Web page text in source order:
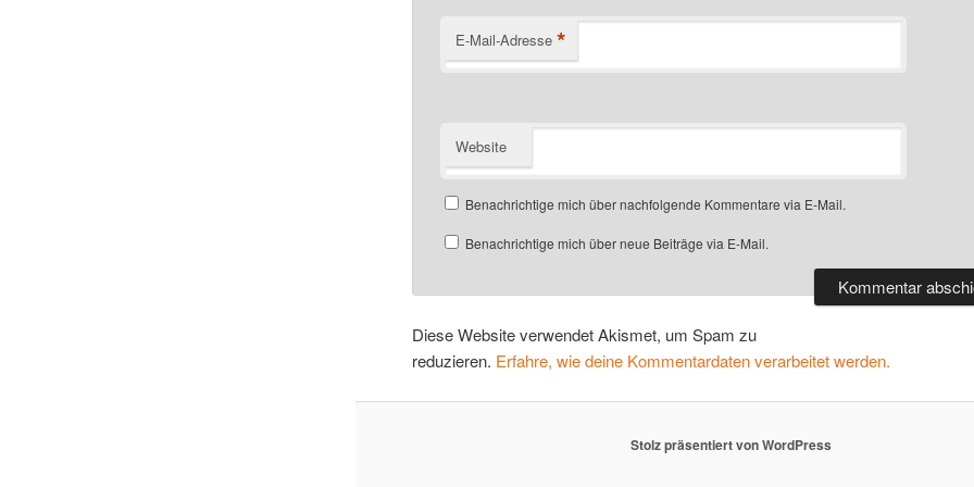
E-Mail-Adresse *
Website
Benachrichtige mich über nachfolgende Kommentare via E-Mail.
Benachrichtige mich über neue Beiträge via E-Mail.
Diese Website verwendet Akismet, um Spam zu
reduzieren. Erfahre, wie deine Kommentardaten verarbeitet werden.
Stolz präsentiert von WordPress